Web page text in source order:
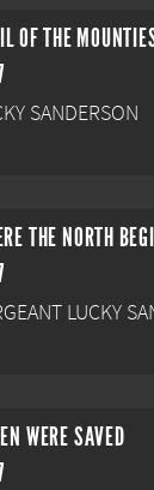
OF THE
SANDERSON
THE NORTH
LUCKY
WERE SAVED